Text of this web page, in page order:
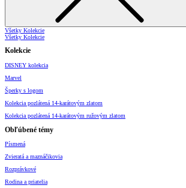
Všetky Kolekcie
Všetky Kolekcie
Kolekcie
DISNEY kolekcia
Marvel
Šperky s logom
Kolekcia pozlátená 14-karátovým zlatom
Kolekcia pozlátená 14-karátovým ružovým zlatom
Obľúbené témy
Písmená
Zvieratá a maznáčikovia
Rozprávkové
Rodina a priatelia